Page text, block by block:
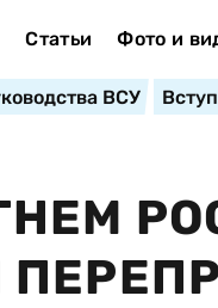
Статьи Фото и
ВСУ